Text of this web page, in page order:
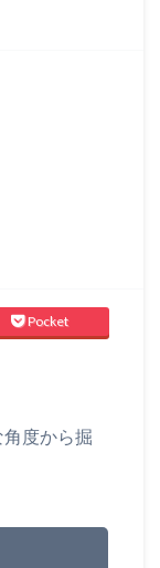
Pocket
度から掘